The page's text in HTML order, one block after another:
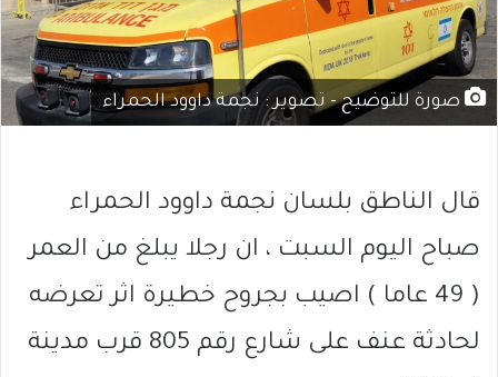
صورة للتوضيح - تصوير : نجمة داوود الحمراء
قال الناطق بلسان نجمة داوود الحمراء
صباح اليوم السبت ، ان رجلا يبلغ من العمر
( 49 عاما ) اصيب بجروح خطيرة اثر تعرضه
لحادثة عنف على شارع رقم 805 قرب مدينة